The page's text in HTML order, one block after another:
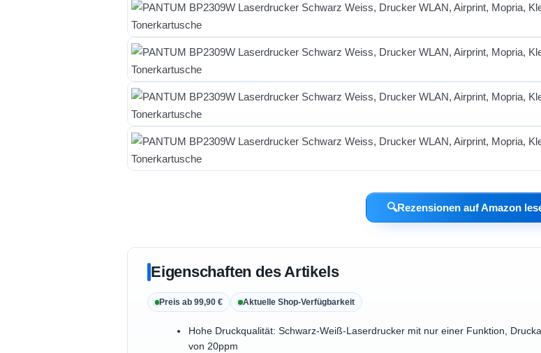
🔍Rezensionen auf Amazon
Eigenschaften des Artikels
Preis ab 99,90 € Aktuelle Shop-Verfügbarkeit
Hohe Druckqualität: Schwarz-Weiß-Laserdrucker mit nur einer Funktion,
von 20ppm